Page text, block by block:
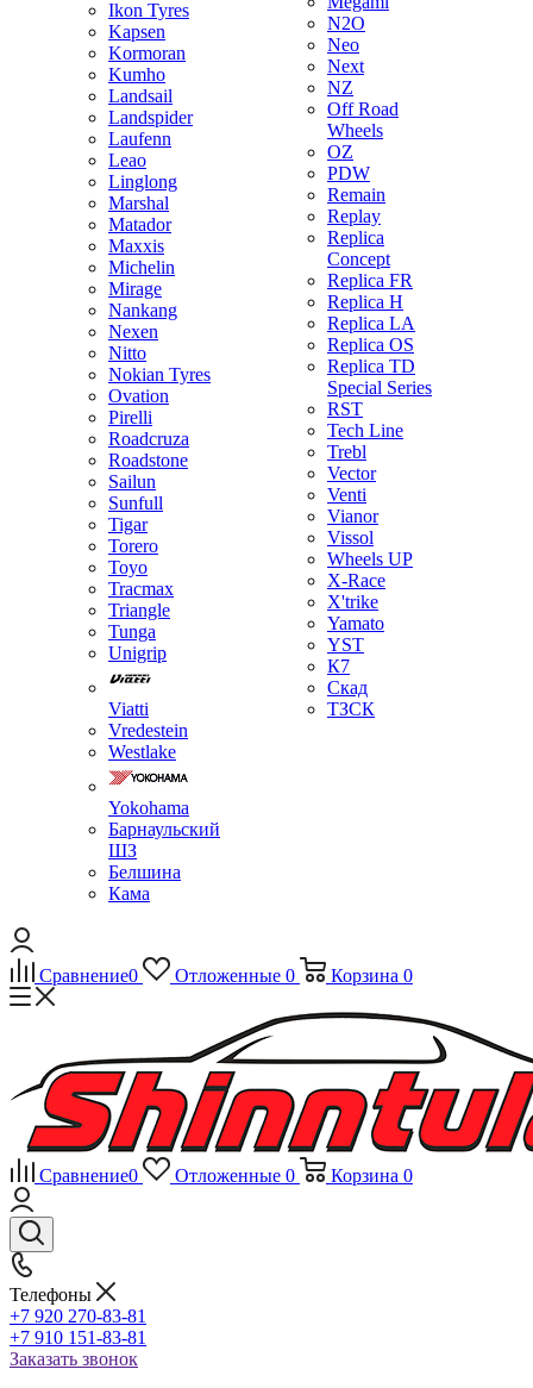
Ikon Tyres
Kapsen
Kormoran
Kumho
Landsail
Landspider
Laufenn
Leao
Linglong
Marshal
Matador
Maxxis
Michelin
Mirage
Nankang
Nexen
Nitto
Nokian Tyres
Ovation
Pirelli
Roadcruza
Roadstone
Sailun
Sunfull
Tigar
Torero
Toyo
Tracmax
Triangle
Tunga
Unigrip
Viatti
Vredestein
Westlake
Yokohama
Барнаульский
ШЗ
Белшина
Кама
N2O
Neo
Next
NZ
Off Road
Wheels
OZ
PDW
Remain
Replay
Replica
Concept
Replica FR
Replica H
Replica LA
Replica OS
Replica TD
Special Series
RST
Tech Line
Trebl
Vector
Venti
Vianor
Vissol
Wheels UP
X-Race
X'trike
Yamato
YST
К7
Скад
ТЗСК
Сравнение0 Отложенные 0 Корзина 0
Сравнение0 Отложенные 0 Корзина 0
Телефоны
+7 920 270-83-81
+7 910 151-83-81
Заказать звонок